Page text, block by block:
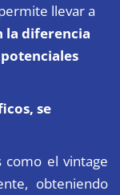
llevar a
la diferencia
se
como el vintage
obteniendo